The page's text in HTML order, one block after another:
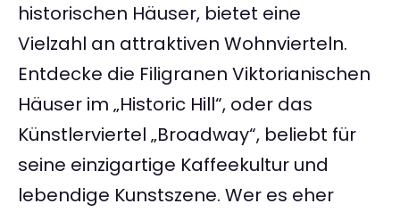
historischen Häuser, bietet eine
Vielzahl an attraktiven Wohnvierteln.
Entdecke die Filigranen Viktorianischen
Häuser im „Historic Hill“, oder das
Künstlerviertel „Broadway“, beliebt für
seine einzigartige Kaffeekultur und
lebendige Kunstszene. Wer es eher